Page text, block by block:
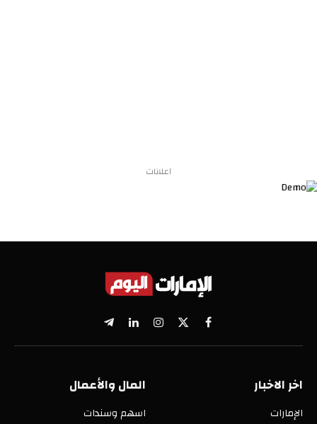
اعلانات
فيسبوك
X
(Twitter)
الانستغراملينكدإنتيلقرام
اخر الاخبار
الإمارات
المال والأعمال
اسهم وسندات